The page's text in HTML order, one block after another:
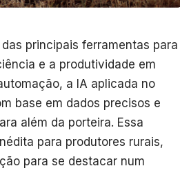
principais ferramentas para
e a produtividade em
a IA aplicada no
base em dados precisos e
além da porteira. Essa
para produtores rurais,
para se destacar num